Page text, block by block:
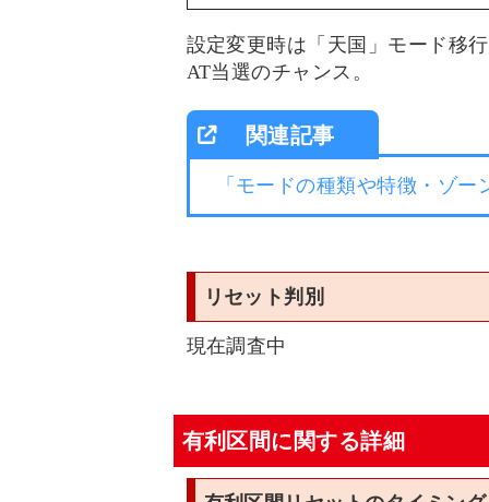
設定変更時は「天国」モード移
AT当選のチャンス。
「モードの種類や特徴・ゾ
リセット判別
現在調査中
有利区間に関する詳細